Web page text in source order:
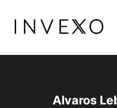
para
Conteúdo
Alvaros